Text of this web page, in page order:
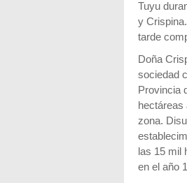
Tuyu
y
tarde
Doña
sociedad
Provincia
zona.
las 15 mil
en el año